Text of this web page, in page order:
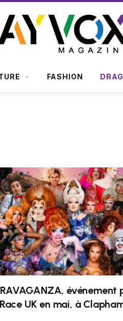
FASHION DRAG
événement
UK en mai, à